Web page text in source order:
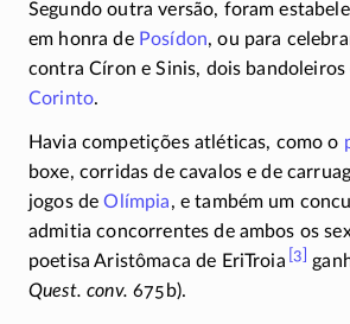
Segundo outra versão, foram
em honra de Posídon, ou para
contra Círon e Sinis, dois bandoleiros
Corinto.
Havia competições atléticas, como o
boxe, corridas de cavalos e de
jogos deOlímpia, e também um
admitia concorrentes de ambos os
poetisa Aristômaca de EriTroia [3]
Quest. conv. 675b).